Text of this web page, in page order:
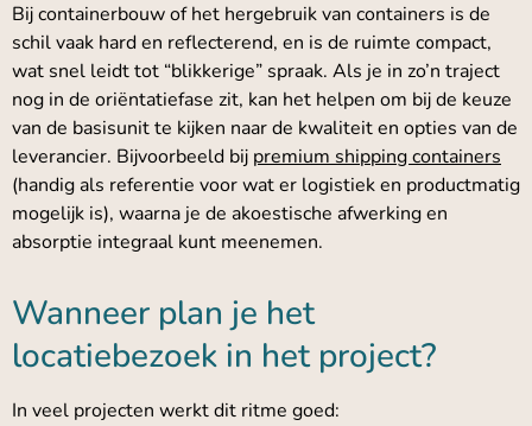
Bij containerbouw of het hergebruik van containers is de
schil vaak hard en reflecterend, en is de ruimte compact,
wat snel leidt tot “blikkerige” spraak. Als je in zo’n traject
nog in de oriëntatiefase zit, kan het helpen om bij de keuze
van de basisunit te kijken naar de kwaliteit en opties van de
leverancier. Bijvoorbeeld bij premium shipping containers
(handig als referentie voor wat er logistiek en productmatig
mogelijk is), waarna je de akoestische afwerking en
absorptie integraal kunt meenemen.
Wanneer plan je het
locatiebezoek in het project?
In veel projecten werkt dit ritme goed: